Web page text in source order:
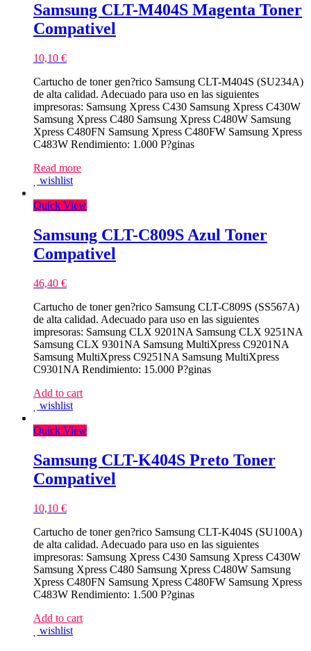
Samsung CLT-M404S Magenta Toner
Compativel
10,10 €
Cartucho de toner gen?rico Samsung CLT-M404S (SU234A)
de alta calidad. Adecuado para uso en las siguientes
impresoras: Samsung Xpress C430 Samsung Xpress C430W
Samsung Xpress C480 Samsung Xpress C480W Samsung
Xpress C480FN Samsung Xpress C480FW Samsung Xpress
C483W Rendimiento: 1.000 P?ginas
Read more
wishlist
Quick View
Samsung CLT-C809S Azul Toner
Compativel
46,40 €
Cartucho de toner gen?rico Samsung CLT-C809S (SS567A)
de alta calidad. Adecuado para uso en las siguientes
impresoras: Samsung CLX 9201NA Samsung CLX 9251NA
Samsung CLX 9301NA Samsung MultiXpress C9201NA
Samsung MultiXpress C9251NA Samsung MultiXpress
C9301NA Rendimiento: 15.000 P?ginas
Add to cart
wishlist
Quick View
Samsung CLT-K404S Preto Toner
Compativel
10,10 €
Cartucho de toner gen?rico Samsung CLT-K404S (SU100A)
de alta calidad. Adecuado para uso en las siguientes
impresoras: Samsung Xpress C430 Samsung Xpress C430W
Samsung Xpress C480 Samsung Xpress C480W Samsung
Xpress C480FN Samsung Xpress C480FW Samsung Xpress
C483W Rendimiento: 1.500 P?ginas
Add to cart
wishlist